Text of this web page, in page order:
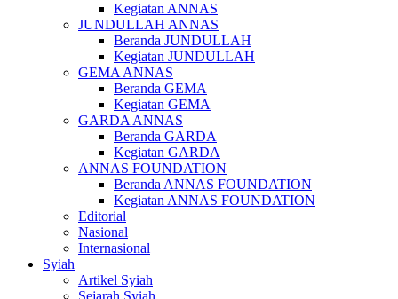
Kegiatan ANNAS
JUNDULLAH ANNAS
Beranda JUNDULLAH
Kegiatan JUNDULLAH
GEMA ANNAS
Beranda GEMA
Kegiatan GEMA
GARDA ANNAS
Beranda GARDA
Kegiatan GARDA
ANNAS FOUNDATION
Beranda ANNAS FOUNDATION
Kegiatan ANNAS FOUNDATION
Editorial
Nasional
Internasional
Syiah
Artikel Syiah
Sejarah Syiah